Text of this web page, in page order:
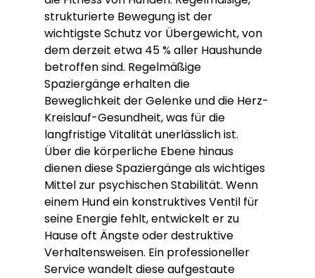
strukturierte Bewegung ist der
wichtigste Schutz vor Übergewicht, von
dem derzeit etwa 45 % aller Haushunde
betroffen sind. Regelmäßige
Spaziergänge erhalten die
Beweglichkeit der Gelenke und die Herz-
Kreislauf-Gesundheit, was für die
langfristige Vitalität unerlässlich ist.
Über die körperliche Ebene hinaus
dienen diese Spaziergänge als wichtiges
Mittel zur psychischen Stabilität. Wenn
einem Hund ein konstruktives Ventil für
seine Energie fehlt, entwickelt er zu
Hause oft Ängste oder destruktive
Verhaltensweisen. Ein professioneller
Service wandelt diese aufgestaute